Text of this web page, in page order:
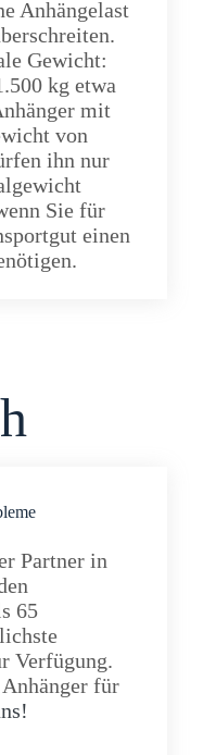
Anhängelast
Gewicht:
kg etwa
mit
von
ihn nur
Sie für
einen
Partner in
65
Verfügung.
Anhänger für